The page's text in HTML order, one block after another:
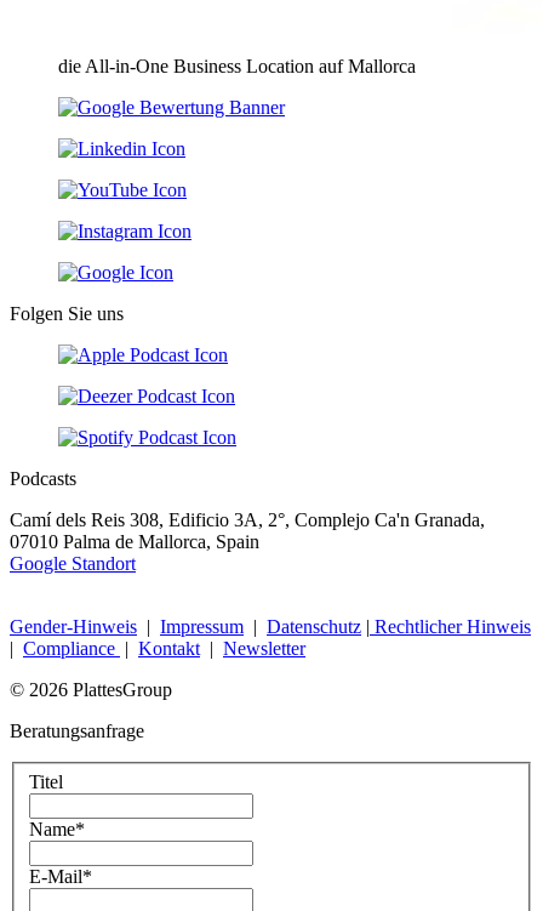
die All-in-One Business Location auf Mallorca
Folgen Sie uns
Podcasts
Camí dels Reis 308, Edificio 3A, 2°, Complejo Ca'n Granada,
07010 Palma de Mallorca, Spain
Google Standort
Gender-Hinweis | Impressum | Datenschutz | Rechtlicher Hinweis
| Compliance | Kontakt | Newsletter
© 2026 PlattesGroup
Beratungsanfrage
Titel
Name*
E-Mail*